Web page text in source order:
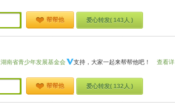
帮帮他 爱心转发( 143人 )
湖南省青少年发展基金会 支持，大家一起来帮帮他吧！
查看详
帮帮他 爱心转发( 132人 )